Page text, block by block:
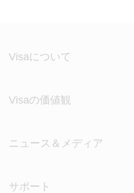
Visaについて
Visaの価値観
ニュース＆メディア
サポート